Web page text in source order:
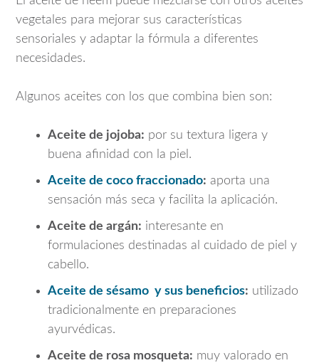
vegetales para mejorar sus características
sensoriales y adaptar la fórmula a diferentes
necesidades.
Algunos aceites con los que combina bien son:
Aceite de jojoba: por su textura ligera y
buena afinidad con la piel.
Aceite de coco fraccionado: aporta una
sensación más seca y facilita la aplicación.
Aceite de argán: interesante en
formulaciones destinadas al cuidado de piel y
cabello.
Aceite de sésamo y sus beneficios: utilizado
tradicionalmente en preparaciones
ayurvédicas.
Aceite de rosa mosqueta: muy valorado en